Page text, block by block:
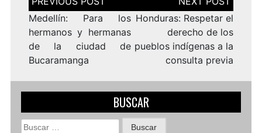
de
entradas
Medellín: Para los
hermanos y hermanas
de la ciudad de
Bucaramanga
Honduras: Respetar el
derecho de los
pueblos indígenas a la
consulta previa
BUSCAR
Buscar: